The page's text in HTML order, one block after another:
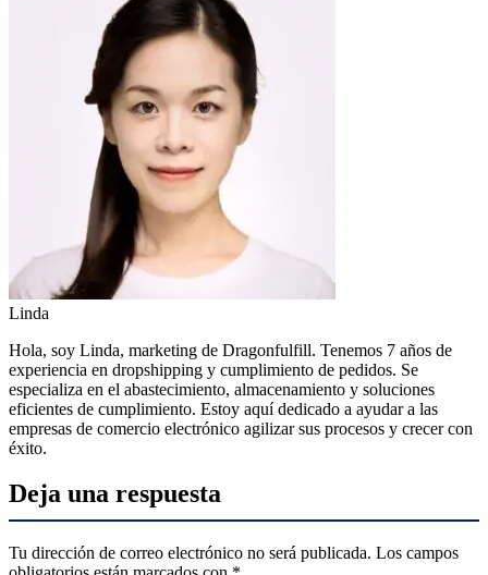
Linda
Hola, soy Linda, marketing de Dragonfulfill. Tenemos 7 años de
experiencia en dropshipping y cumplimiento de pedidos. Se
especializa en el abastecimiento, almacenamiento y soluciones
eficientes de cumplimiento. Estoy aquí dedicado a ayudar a las
empresas de comercio electrónico agilizar sus procesos y crecer con
éxito.
Deja una respuesta
Tu dirección de correo electrónico no será publicada. Los campos